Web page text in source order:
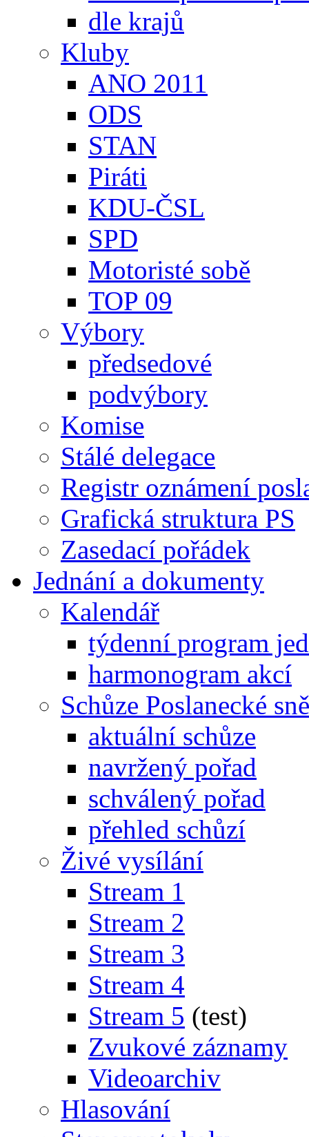
dle krajů
Kluby
ANO 2011
ODS
STAN
Piráti
KDU-ČSL
SPD
Motoristé sobě
TOP 09
Výbory
předsedové
podvýbory
Komise
Stálé delegace
Registr oznámení
Grafická struktura PS
Zasedací pořádek
Jednání a dokumenty
Kalendář
týdenní program
harmonogram akcí
Schůze Poslanecké
aktuální schůze
navržený pořad
schválený pořad
přehled schůzí
Živé vysílání
Stream 1
Stream 2
Stream 3
Stream 4
Stream 5 (test)
Zvukové záznamy
Videoarchiv
Hlasování